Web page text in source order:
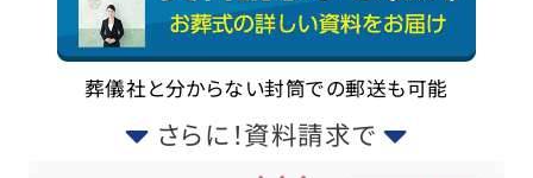
葬儀社と分からない封筒での郵送も可能
さらに！資料請求で